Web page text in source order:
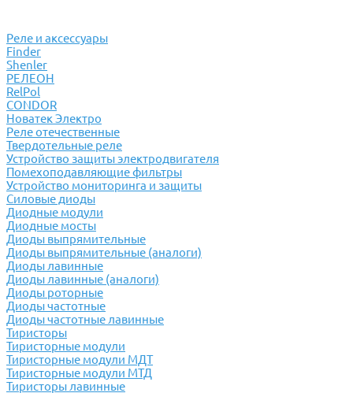
Реле и аксессуары
Finder
Shenler
РЕЛЕОН
RelPol
CONDOR
Новатек Электро
Реле отечественные
Твердотельные реле
Устройство защиты электродвигателя
Помехоподавляющие фильтры
Устройство мониторинга и защиты
Силовые диоды
Диодные модули
Диодные мосты
Диоды выпрямительные
Диоды выпрямительные (аналоги)
Диоды лавинные
Диоды лавинные (аналоги)
Диоды роторные
Диоды частотные
Диоды частотные лавинные
Тиристоры
Тиристорные модули
Тиристорные модули МДТ
Тиристорные модули МТД
Тиристоры лавинные